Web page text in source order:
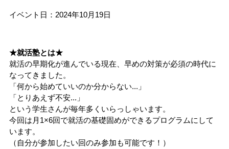
イベント日：2024年10月19日
★就活塾とは★
就活の早期化が進んでいる現在、早めの対策が必須の時代に
なってきました。
「何から始めていいのか分からない...」
「とりあえず不安...」
という学生さんが毎年多くいらっしゃいます。
今回は月1×6回で就活の基礎固めができるプログラムにして
います。
（自分が参加したい回のみ参加も可能です！）